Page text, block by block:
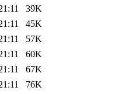
39K
45K
57K
60K
67K
76K